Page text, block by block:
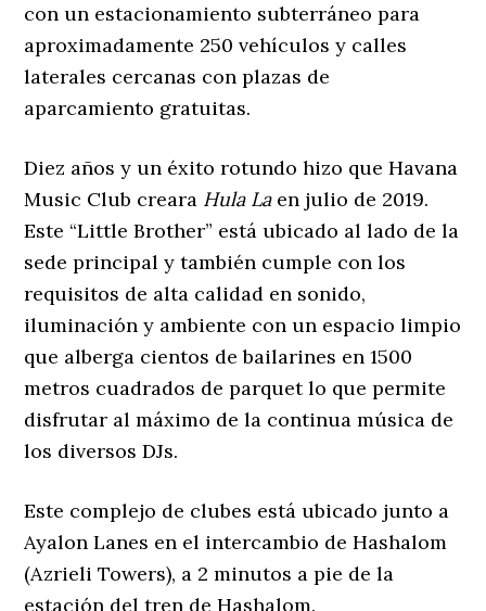
con un estacionamiento subterráneo para
aproximadamente 250 vehículos y calles
laterales cercanas con plazas de
aparcamiento gratuitas.
Diez años y un éxito rotundo hizo que Havana
Music Club creara Hula Laen julio de 2019.
Este “Little Brother” está ubicado al lado de la
sede principal y también cumple con los
requisitos de alta calidad en sonido,
iluminación y ambiente con un espacio limpio
que alberga cientos de bailarines en 1500
metros cuadrados de parquet lo que permite
disfrutar al máximo de la continua música de
los diversos DJs.
Este complejo de clubes está ubicado junto a
Ayalon Lanes en el intercambio de Hashalom
(Azrieli Towers), a 2 minutos a pie de la
estación del tren de Hashalom.